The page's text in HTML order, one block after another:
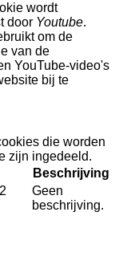
wordt
door Youtube.
om de
van de
YouTube-video's
bij te
die worden
zijn ingedeeld.
Beschrijving
Geen
beschrijving.